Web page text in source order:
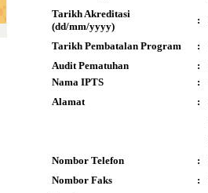
Tarikh Akreditasi
(dd/mm/yyyy)
:
Tarikh Pembatalan Program :
Audit Pematuhan
:
Nama IPTS
:
Alamat
:
Nombor Telefon
:
Nombor Faks
: